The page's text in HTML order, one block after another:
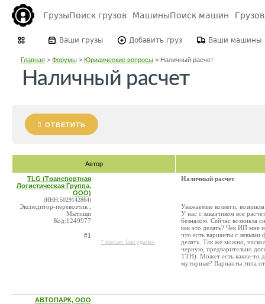
ГрузыПоиск грузов МашиныПоиск машин
Ваши грузы Добавить груз Ваши машины
Главная> Форумы> Юридические вопросы> Наличный расчет
Наличный расчет
ОТВЕТИТЬ
Автор
TLG (Транспортная
Логистическая Группа,
ООО)
(ИНН:5029142864)
Экспедитор-перевозчик ,
Мытищи
Код:1249977
#1
* контакт был удален
Наличный расчет
Уважаемые коллеги,
У нас с заказчиком все
безналом. Сейчас возникла
как это делать? Чек ИП мне
что есть варианты с левыми
делать. Так же можно,
черную, предварительно
ТТН). Может есть какие-то
муторные? Варианты типа
АВТОПАРК, ООО